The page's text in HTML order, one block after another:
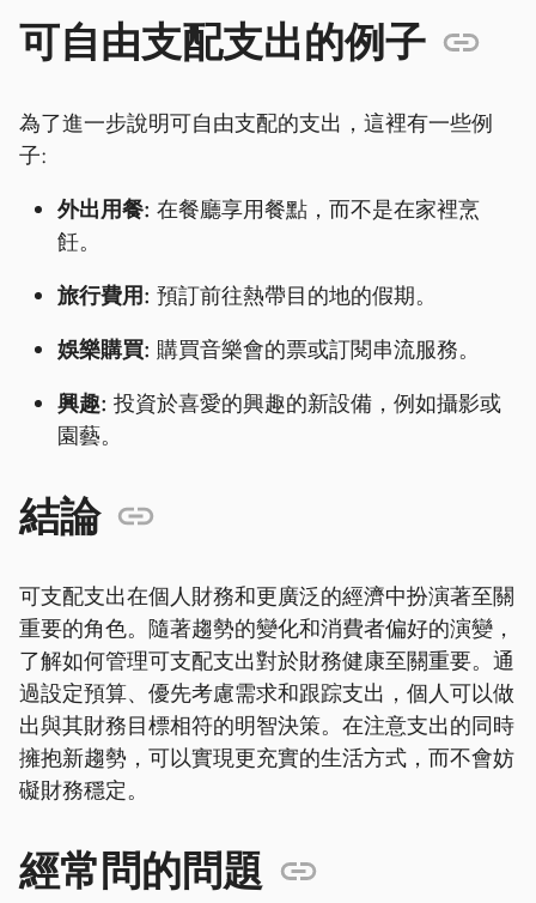
可自由支配支出的例子
為了進一步說明可自由支配的支出，這裡有一些例
子:
外出用餐: 在餐廳享用餐點，而不是在家裡烹
飪。
旅行費用: 預訂前往熱帶目的地的假期。
娛樂購買: 購買音樂會的票或訂閱串流服務。
興趣: 投資於喜愛的興趣的新設備，例如攝影或
園藝。
結論
可支配支出在個人財務和更廣泛的經濟中扮演著至關
重要的角色。隨著趨勢的變化和消費者偏好的演變，
了解如何管理可支配支出對於財務健康至關重要。通
過設定預算、優先考慮需求和跟踪支出，個人可以做
出與其財務目標相符的明智決策。在注意支出的同時
擁抱新趨勢，可以實現更充實的生活方式，而不會妨
礙財務穩定。
經常問的問題